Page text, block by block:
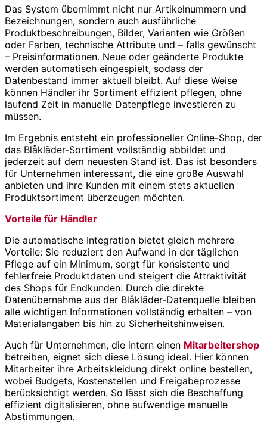
Das System übernimmt nicht nur Artikelnummern und
Bezeichnungen, sondern auch ausführliche
Produktbeschreibungen, Bilder, Varianten wie Größen
oder Farben, technische Attribute und – falls gewünscht
– Preisinformationen. Neue oder geänderte Produkte
werden automatisch eingespielt, sodass der
Datenbestand immer aktuell bleibt. Auf diese Weise
können Händler ihr Sortiment effizient pflegen, ohne
laufend Zeit in manuelle Datenpflege investieren zu
müssen.
Im Ergebnis entsteht ein professioneller Online-Shop, der
das Blåkläder-Sortiment vollständig abbildet und
jederzeit auf dem neuesten Stand ist. Das ist besonders
für Unternehmen interessant, die eine große Auswahl
anbieten und ihre Kunden mit einem stets aktuellen
Produktsortiment überzeugen möchten.
Vorteile für Händler
Die automatische Integration bietet gleich mehrere
Vorteile: Sie reduziert den Aufwand in der täglichen
Pflege auf ein Minimum, sorgt für konsistente und
fehlerfreie Produktdaten und steigert die Attraktivität
des Shops für Endkunden. Durch die direkte
Datenübernahme aus der Blåkläder-Datenquelle bleiben
alle wichtigen Informationen vollständig erhalten – von
Materialangaben bis hin zu Sicherheitshinweisen.
Auch für Unternehmen, die intern einen Mitarbeitershop
betreiben, eignet sich diese Lösung ideal. Hier können
Mitarbeiter ihre Arbeitskleidung direkt online bestellen,
wobei Budgets, Kostenstellen und Freigabeprozesse
berücksichtigt werden. So lässt sich die Beschaffung
effizient digitalisieren, ohne aufwendige manuelle
Abstimmungen.